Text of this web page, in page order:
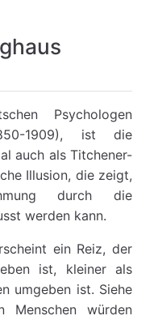
Psychologen
1909), ist die
auch als Titchener-
Illusion, die zeigt,
durch die
werden kann.
ein Reiz, der
ist, kleiner als
umgeben ist. Siehe
Menschen würden